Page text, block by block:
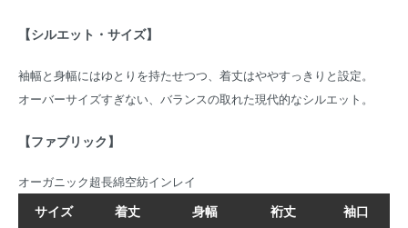
【シルエット・サイズ】
袖幅と身幅にはゆとりを持たせつつ、着丈はややすっきりと設定。
オーバーサイズすぎない、バランスの取れた現代的なシルエット。
【ファブリック】
オーガニック超長綿空紡インレイ
サイズ 着丈 身幅 裄丈
袖口